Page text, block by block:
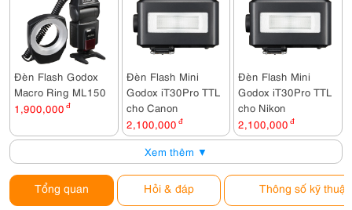
Đèn Flash Godox
Macro Ring ML150
1,900,000 đ
Đèn Flash Mini
Godox iT30Pro TTL
cho Canon
2,100,000 đ
Đèn Flash Mini
Godox iT30Pro TTL
cho Nikon
2,100,000 đ
Xem thêm ▼
Tổng quan Hỏi & đáp Thông số kỹ thuật